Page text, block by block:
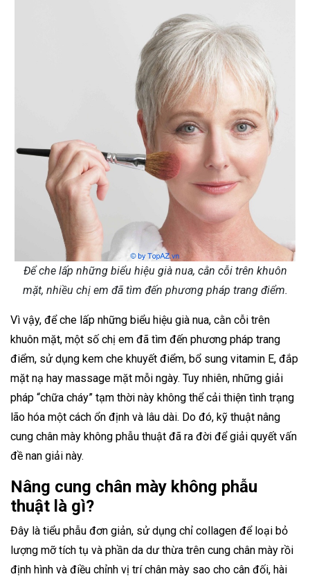
Để che lấp những biểu hiệu già nua, cằn cỗi trên khuôn
mặt, nhiều chị em đã tìm đến phương pháp trang điểm.
Vì vậy, để che lấp những biểu hiệu già nua, cằn cỗi trên
khuôn mặt, một số chị em đã tìm đến phương pháp trang
điểm, sử dụng kem che khuyết điểm, bổ sung vitamin E, đắp
mặt nạ hay massage mặt mỗi ngày. Tuy nhiên, những giải
pháp “chữa cháy” tạm thời này không thể cải thiện tình trạng
lão hóa một cách ổn định và lâu dài. Do đó, kỹ thuật nâng
cung chân mày không phẫu thuật đã ra đời để giải quyết vấn
đề nan giải này.
Nâng cung chân mày không phẫu
thuật là gì?
Đây là tiểu phẫu đơn giản, sử dụng chỉ collagen để loại bỏ
lượng mỡ tích tụ và phần da dư thừa trên cung chân mày rồi
định hình và điều chỉnh vị trí chân mày sao cho cân đối, hài